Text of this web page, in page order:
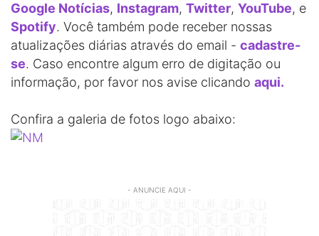
Google Notícias, Instagram, Twitter, YouTube, e
Spotify. Você também pode receber nossas
atualizações diárias através do email - cadastre-
se. Caso encontre algum erro de digitação ou
informação, por favor nos avise clicando aqui.
Confira a galeria de fotos logo abaixo:
- ANUNCIE AQUI -